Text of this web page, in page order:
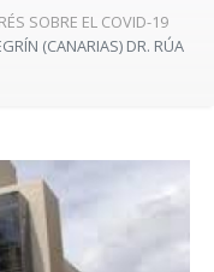
SOBRE EL COVID-19
(CANARIAS) DR. RÚA